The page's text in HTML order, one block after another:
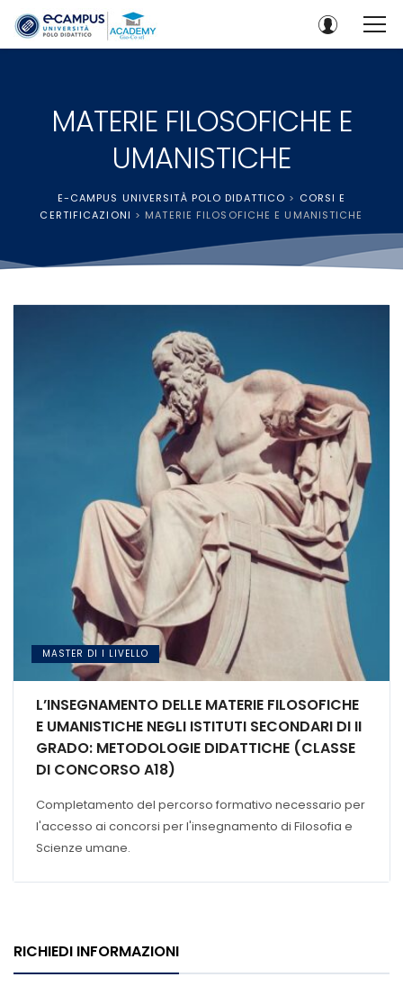
MATERIE FILOSOFICHE E
UMANISTICHE
E-CAMPUS UNIVERSITÀ POLO DIDATTICO > CORSI E
CERTIFICAZIONI > MATERIE FILOSOFICHE E UMANISTICHE
MASTER DI I LIVELLO
L’INSEGNAMENTO DELLE MATERIE FILOSOFICHE
E UMANISTICHE NEGLI ISTITUTI SECONDARI DI II
GRADO: METODOLOGIE DIDATTICHE (CLASSE
DI CONCORSO A18)
Completamento del percorso formativo necessario per
l'accesso ai concorsi per l'insegnamento di Filosofia e
Scienze umane.
RICHIEDI INFORMAZIONI